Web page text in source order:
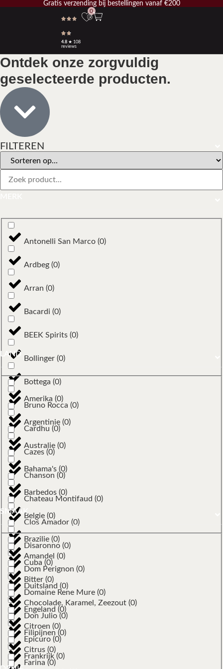
Gratis verzending bij bestellingen vanaf €200
4.8★ 108
reviews
0
Ontdek onze zorgvuldig
geselecteerde producten.
FILTEREN
Antonelli San Marco (0)
Ardbeg (0)
Arran (0)
Bacardi (0)
BEEK Spirits (0)
Bollinger (0)
Bottega (0)
Bruno Rocca (0)
Cardhu (0)
Cazes (0)
Chanson (0)
Chateau Montifaud (0)
Clos Amador (0)
Disaronno (0)
Dom Perignon (0)
Domaine Rene Mure (0)
Don Julio(0)
Epicuro (0)
Farina (0)
LAND
Amerika (0)
Argentinie (0)
Australie (0)
Bahama's (0)
Barbedos (0)
Belgie (0)
Brazilie (0)
Cuba (0)
Duitsland (0)
Engeland (0)
Filipijnen (0)
Frankrijk(0)
SMAAK
Amandel (0)
Bitter (0)
Chocolade, Karamel, Zeezout (0)
Citroen (0)
Citrus (0)